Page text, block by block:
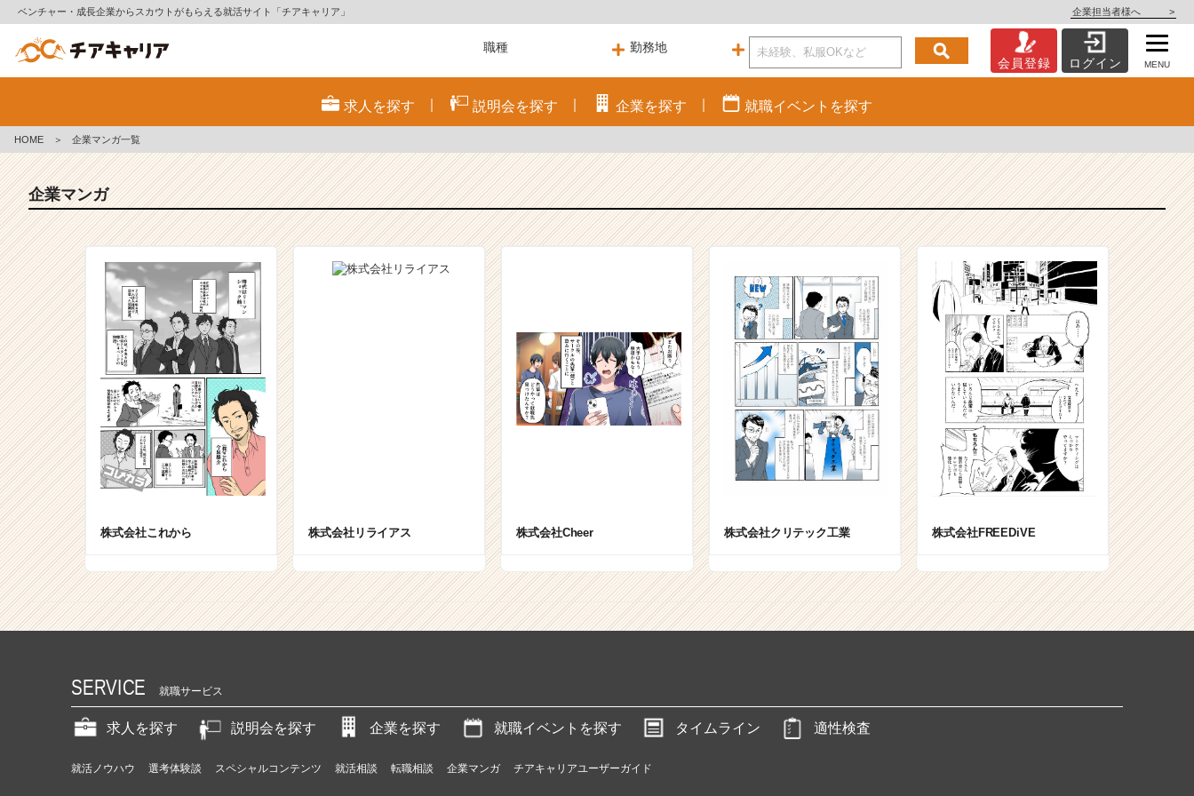
ベンチャー・成長企業からスカウトがもらえる就活サイト「チアキャリア」 企業担当者様へ >
ン
成
長
企
業
か
ら
ス
カ
ウ
ト
く
活
ト
キ
ャ
リ
（C
会員登録 ログイン MENU
求人を探す 説明会を探す 企業を探す 就職イベント を探す
HOME ＞ 企業マンガ一覧
企業マンガ
株式会社これから 株式会社リライアス 株式会社Cheer 株式会社クリテック工業 株式会社FREEDiVE
SERVICE 就職サービス
求人を探す 説明会を探す 企業を探す 就職イベントを探す タイムライン 適性検査
就活ノウハウ 選考体験談 スペシャルコンテンツ 就活相談 転職相談 企業マンガ チアキャリアユーザーガイド